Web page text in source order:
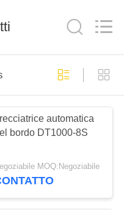
automatica
bordo DT1000-8S
MOQ:Negoziabile